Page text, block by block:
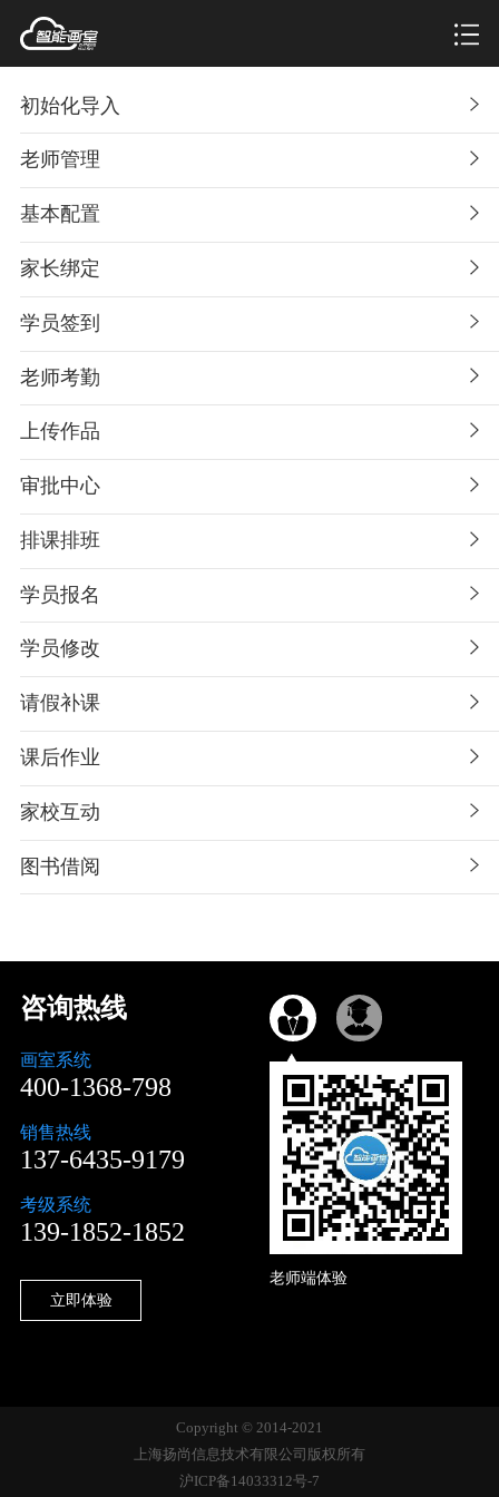
初始化导入
老师管理
基本配置
家长绑定
学员签到
老师考勤
上传作品
审批中心
排课排班
学员报名
学员修改
请假补课
课后作业
家校互动
图书借阅
咨询热线
画室系统
400-1368-798
销售热线
137-6435-9179
考级系统
139-1852-1852
立即体验
老师端体验
Copyright © 2014-2021
上海扬尚信息技术有限公司版权所有
沪ICP备14033312号-7